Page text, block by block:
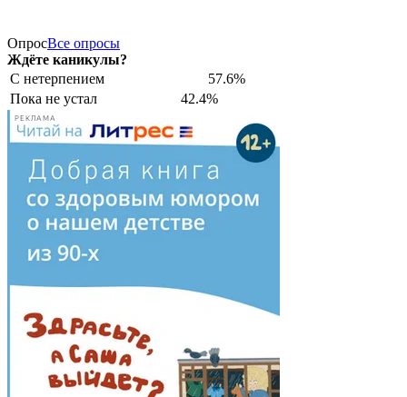
ОпросВсе опросы
Ждёте каникулы?
С нетерпением
57.6%
Пока не устал
42.4%
РЕКЛАМА